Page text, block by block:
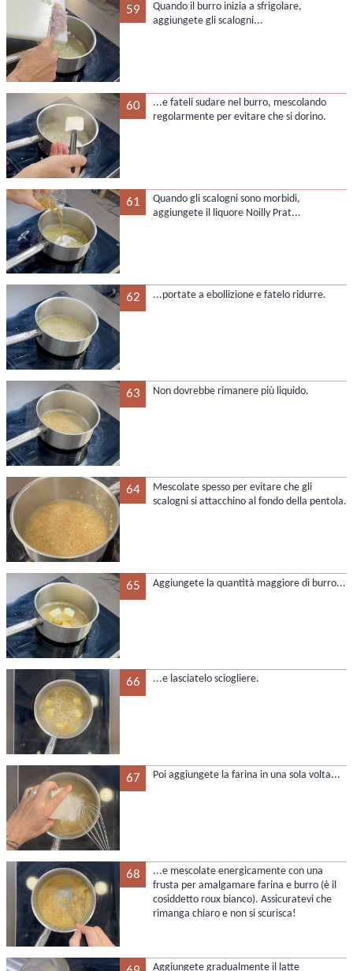
59
Quando il burro inizia a sfrigolare,
aggiungete gli scalogni...
60
...e fateli sudare nel burro, mescolando
regolarmente per evitare che si dorino.
61
Quando gli scalogni sono morbidi,
aggiungete il liquore Noilly Prat...
62 ...portate a ebollizione e fatelo ridurre.
63 Non dovrebbe rimanere più liquido.
64
Mescolate spesso per evitare che gli
scalogni si attacchino al fondo della pentola.
65 Aggiungete la quantità maggiore di burro...
66 ...e lasciatelo sciogliere.
67 Poi aggiungete la farina in una sola volta...
68
...e mescolate energicamente con una
frusta per amalgamare farina e burro (è il
cosiddetto roux bianco). Assicuratevi che
rimanga chiaro e non si scurisca!
Aggiungete gradualmente il latte